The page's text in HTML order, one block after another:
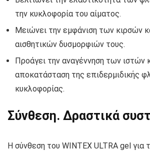
την κυκλοφορία του αίματος.
Μειώνει την εμφάνιση των κιρσών
αισθητικών δυσμορφιών τους.
Προάγει την αναγέννηση των ιστών
αποκατάσταση της επιδερμιδικής
κυκλοφορίας.
Σύνθεση. Δραστικά
Η σύνθεση του WINTEX ULTRA gel για